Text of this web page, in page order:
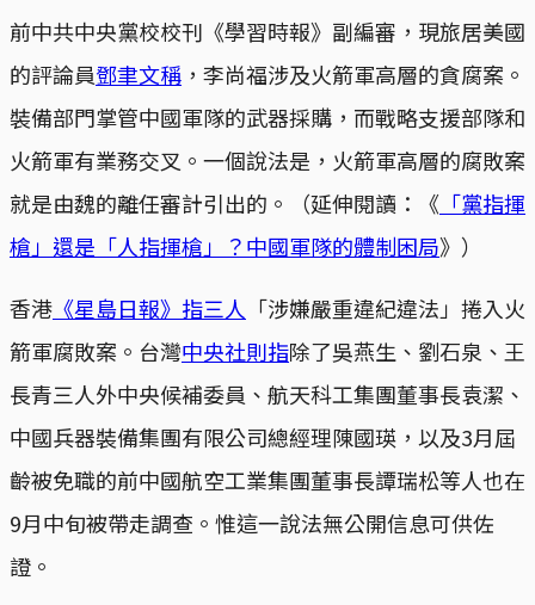
前中共中央黨校校刊《學習時報》副編審，現旅居美國
的評論員鄧聿文稱 ，李尚福涉及火箭軍高層的貪腐案。
裝備部門掌管中國軍隊的武器採購，而戰略支援部隊和
火箭軍有業務交叉。一個說法是，火箭軍高層的腐敗案
就是由魏的離任審計引出的。（延伸閱讀：《 「黨指揮
槍」還是「人指揮槍」？中國軍隊的體制困局》）
香港 《星島日報》指三人 「涉嫌嚴重違紀違法」捲入火
箭軍腐敗案。台灣中央社則指除了吳燕生、劉石泉、王
長青三人外中央候補委員、航天科工集團董事長袁潔、
中國兵器裝備集團有限公司總經理陳國瑛，以及3月屆
齡被免職的前中國航空工業集團董事長譚瑞松等人也在
9月中旬被帶走調查。惟這一說法無公開信息可供佐
證。